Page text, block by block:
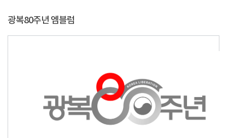
광복80주년 엠블럼